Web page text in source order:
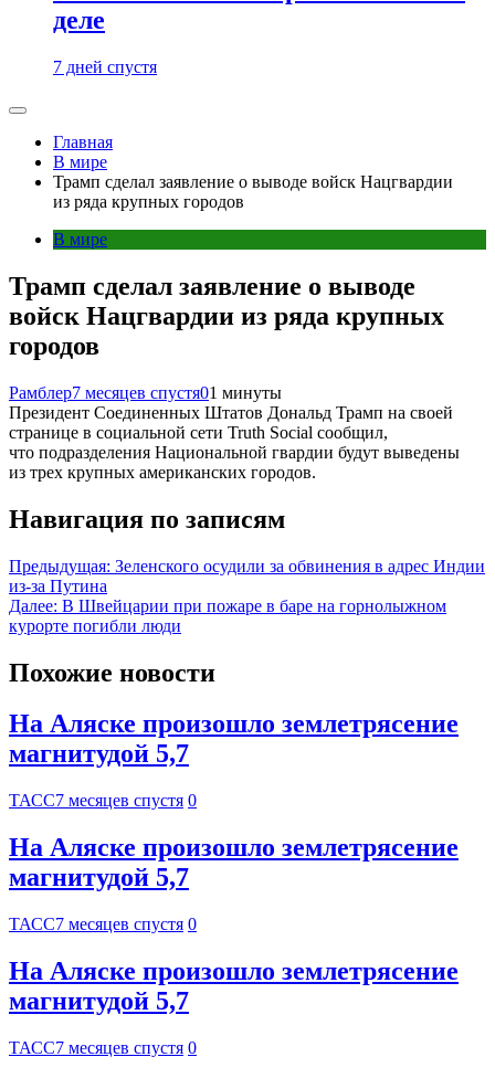
деле
7 дней спустя
Главная
В мире
Трамп сделал заявление о выводе войск Нацгвардии
из ряда крупных городов
В мире
Трамп сделал заявление о выводе
войск Нацгвардии из ряда крупных
городов
Рамблер7 месяцев спустя01 минуты
Президент Соединенных Штатов Дональд Трамп на своей
странице в социальной сети Truth Social сообщил,
что подразделения Национальной гвардии будут выведены
из трех крупных американских городов.
Навигация по записям
Предыдущая: Зеленского осудили за обвинения в адрес Индии
из-за Путина
Далее: В Швейцарии при пожаре в баре на горнолыжном
курорте погибли люди
Похожие новости
На Аляске произошло землетрясение
магнитудой 5,7
ТАСС7 месяцев спустя 0
На Аляске произошло землетрясение
магнитудой 5,7
ТАСС7 месяцев спустя 0
На Аляске произошло землетрясение
магнитудой 5,7
ТАСС7 месяцев спустя 0